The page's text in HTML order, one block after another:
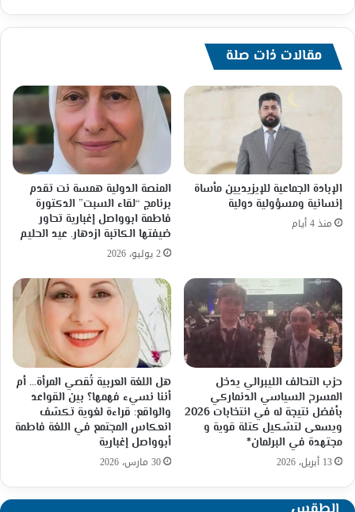
مقالات ذات صلة
الإبادة الجماعية للإيزيديين مأساة
إنسانية ومسؤولية دولية
منذ 4 أيام
المنصة الدولية همسة نت تقدم
برنامج “لقاء السبت” الدكتورة
فاطمة ابوواصل إغبارية تحاور
ضيفتها الكاتبة ازدهار. عيد الحليم
2 يوليو، 2026
حزب التحالف الليبرالي يدخل
المسرح السياسي الدنماركي
بأفضل نتيجة له في انتخابات 2026
ويسعى لتشكيل كتلة قوية و
مجتهدة في البرلمان*
13 أبريل، 2026
هل اللغة العربية تُقصي المرأة… أم
أننا نسيء فهمها؟ بين القواعد
والواقع: قراءة لغوية تكشف
انعكاس المجتمع في اللغة فاطمة
أبوواصل إغبارية
30 مارس، 2026